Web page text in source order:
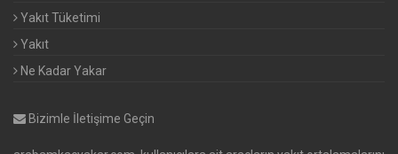
Yakıt Tüketimi
Yakıt
Ne Kadar Yakar
Bizimle İletişime Geçin